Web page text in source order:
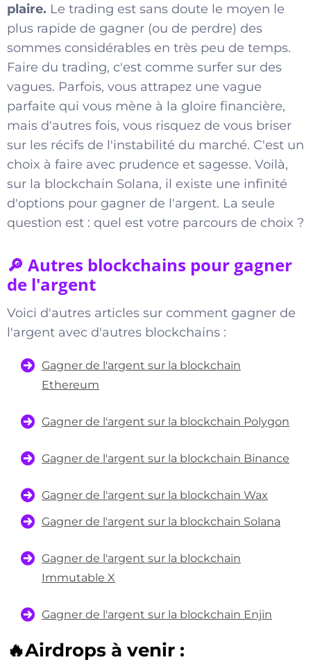
plaire. Le trading est sans doute le moyen le
plus rapide de gagner (ou de perdre) des
sommes considérables en très peu de temps.
Faire du trading, c'est comme surfer sur des
vagues. Parfois, vous attrapez une vague
parfaite qui vous mène à la gloire financière,
mais d'autres fois, vous risquez de vous briser
sur les récifs de l'instabilité du marché. C'est un
choix à faire avec prudence et sagesse. Voilà,
sur la blockchain Solana, il existe une infinité
d'options pour gagner de l'argent. La seule
question est : quel est votre parcours de choix ?
🔎 Autres blockchains pour gagner
de l'argent
Voici d'autres articles sur comment gagner de
l'argent avec d'autres blockchains :
Gagner de l'argent sur la blockchain
Ethereum
Gagner de l'argent sur la blockchain Polygon
Gagner de l'argent sur la blockchain Binance
Gagner de l'argent sur la blockchain Wax
Gagner de l'argent sur la blockchain Solana
Gagner de l'argent sur la blockchain
Immutable X
Gagner de l'argent sur la blockchain Enjin
🔥Airdrops à venir :